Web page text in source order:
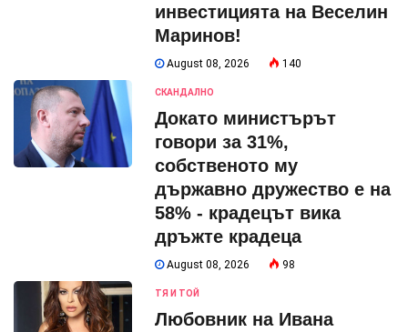
инвестицията на Веселин
Маринов!
August 08, 2026 140
СКАНДАЛНО
Докато министърът
говори за 31%,
собственото му
държавно дружество е на
58% - крадецът вика
дръжте крадеца
August 08, 2026 98
ТЯ И ТОЙ
Любовник на Ивана